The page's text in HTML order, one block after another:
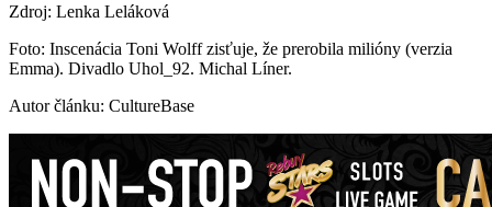
Zdroj: Lenka Leláková
Foto: Inscenácia Toni Wolff zisťuje, že prerobila milióny (verzia
Emma). Divadlo Uhol_92. Michal Líner.
Autor článku: CultureBase